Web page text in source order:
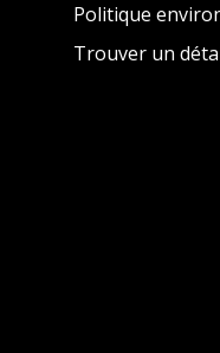
Politique
Trouver un